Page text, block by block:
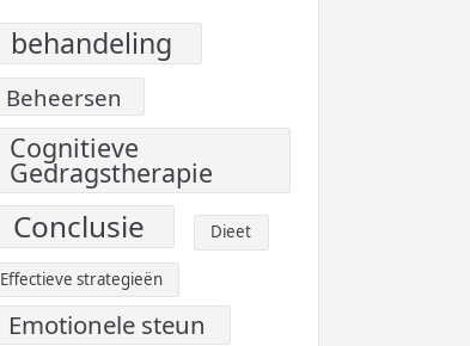
behandeling
Beheersen
Cognitieve
Gedragstherapie
Conclusie Dieet
Effectieve strategieën
Emotionele steun